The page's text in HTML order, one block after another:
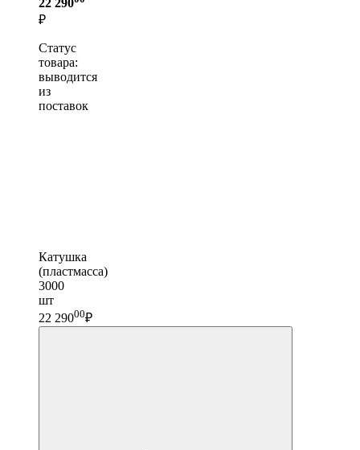
₽
Статус
товара:
выводится
из
поставок
Катушка
(пластмасса)
3000
шт
22 29000₽